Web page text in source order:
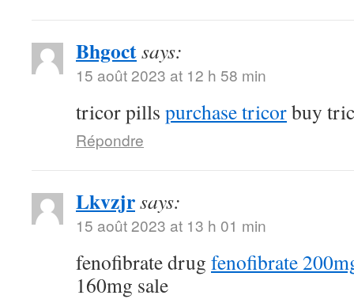
Bhgoctsays:
15 août 2023 at 12 h 58 min
tricor pills purchase tricorbuy
Répondre
Lkvzjrsays:
15 août 2023 at 13 h 01 min
fenofibrate drug fenofibrate
160mg sale